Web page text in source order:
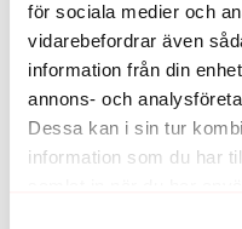
för sociala medier och
vidarebefordrar även
information från din
annons- och
Dessa kan i sin tur
information som du har
👍toppenbra
1
september 15,